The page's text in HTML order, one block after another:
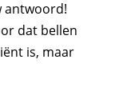
antwoord!
dat bellen
is, maar